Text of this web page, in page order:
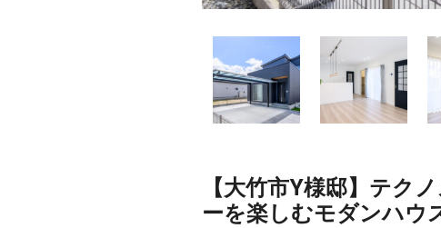
【大竹市Y様邸】テク
ーを楽しむモダンハウ